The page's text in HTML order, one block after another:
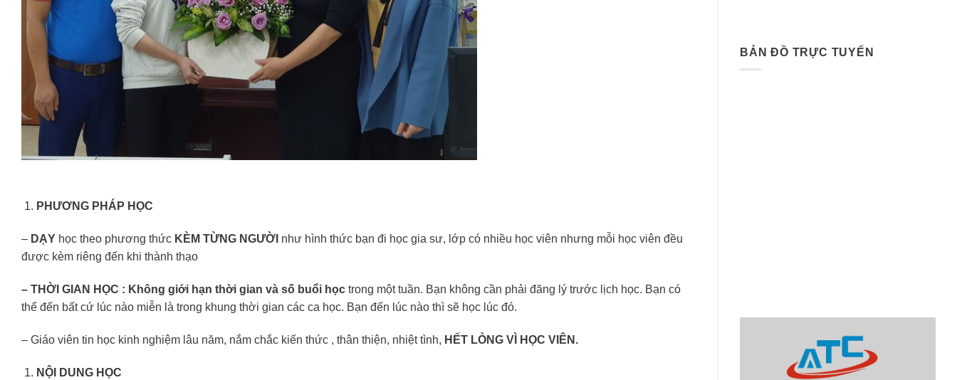
PHƯƠNG PHÁP HỌC
– DẠY học theo phương thức KÈM TỪNG NGƯỜI như hình thức bạn đi học gia sư, lớp có nhiều học viên nhưng mỗi học viên đều
được kèm riêng đến khi thành thạo
– THỜI GIAN HỌC : Không giới hạn thời gian và số buổi học trong một tuần. Bạn không cần phải đăng lý trước lịch học. Bạn có
thể đến bất cứ lúc nào miễn là trong khung thời gian các ca học. Bạn đến lúc nào thì sẽ học lúc đó.
– Giáo viên tin học kinh nghiệm lâu năm, nắm chắc kiến thức , thân thiện, nhiệt tình, HẾT LÒNG VÌ HỌC VIÊN.
NỘI DUNG HỌC
BẢN ĐỒ TRỰC TUYẾN